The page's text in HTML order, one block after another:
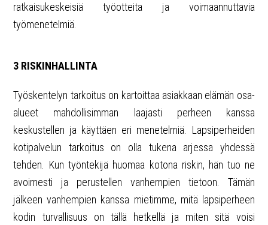
ratkaisukeskeisiä työotteita ja voimaannuttavia
työmenetelmiä.
3 RISKINHALLINTA
Työskentelyn tarkoitus on kartoittaa asiakkaan elämän osa-
alueet mahdollisimman laajasti perheen kanssa
keskustellen ja käyttäen eri menetelmiä. Lapsiperheiden
kotipalvelun tarkoitus on olla tukena arjessa yhdessä
tehden. Kun työntekijä huomaa kotona riskin, hän tuo ne
avoimesti ja perustellen vanhempien tietoon. Tämän
jälkeen vanhempien kanssa mietimme, mitä lapsiperheen
kodin turvallisuus on tällä hetkellä ja miten sitä voisi